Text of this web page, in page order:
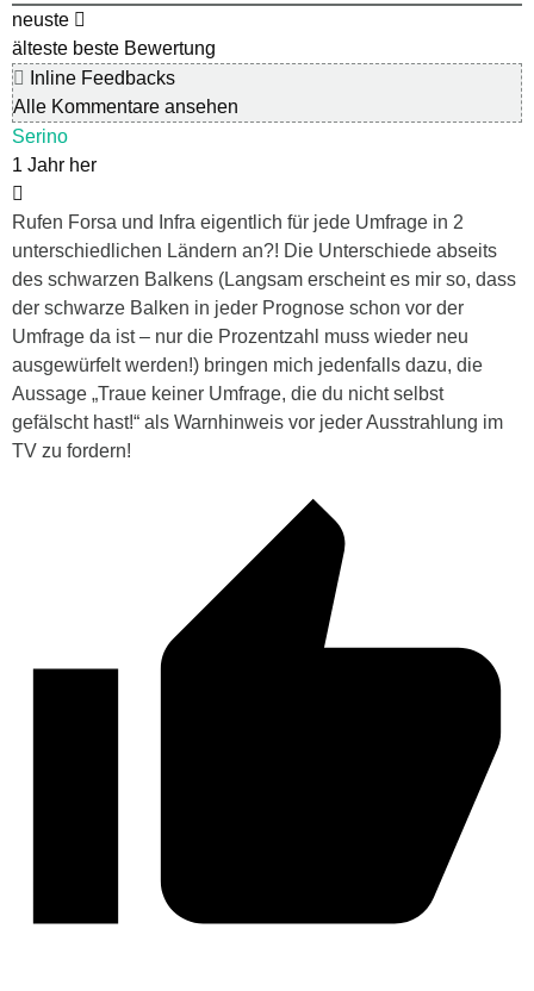
neuste
älteste beste Bewertung
Inline Feedbacks
Alle Kommentare ansehen
Serino
1 Jahr her
Rufen Forsa und Infra eigentlich für jede Umfrage in 2
unterschiedlichen Ländern an?! Die Unterschiede abseits
des schwarzen Balkens (Langsam erscheint es mir so, dass
der schwarze Balken in jeder Prognose schon vor der
Umfrage da ist – nur die Prozentzahl muss wieder neu
ausgewürfelt werden!) bringen mich jedenfalls dazu, die
Aussage „Traue keiner Umfrage, die du nicht selbst
gefälscht hast!“ als Warnhinweis vor jeder Ausstrahlung im
TV zu fordern!